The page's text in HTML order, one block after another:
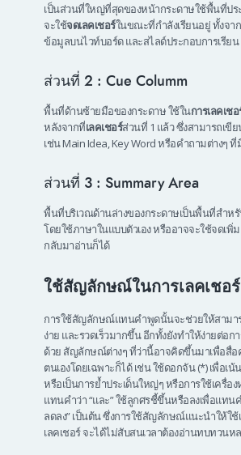
เป็นส่วนที่ใหญ่ที่สุดของหน้ากระดาษใช้พื้นที่ปร
จะใช้จดเลคเชอร์ในขณะที่กำลังเรียนอยู่ ทั้งจา
ข้อมูลบนไวท์บอร์ด และสไลด์ประกอบการเรียน
ส่วนที่ 2 : Cue Columm
พื้นที่ด้านซ้ายมือของกระดาษ ใช้ในการเลคเชอ
หลังจากที่เลคเชอร์ส่วนที่ 1 แล้ว ซึ่งสามารถเขี
เช่น Main Idea, Key Word หรือคำถามต่างๆ
ส่วนที่ 3 : Summary Area
พื้นที่บริเวณด้านล่างของกระดาษเป็นพื้นที่สำห
โดยใช้ภาษาในแบบตัวเอง หรืออาจจะใช้จดเพิ่
กลับมาอ่านก็ได้
ใช้สัญลักษณ์ในการเลคเชอร์
การใช้สัญลักษณ์แทนคำพูดนั้นจะช่วยให้สามา
ง่าย และรวดเร็วมากขึ้น อีกทั้งยังทำให้ง่ายต่อ
ด้วย สัญลักษณ์ต่างๆ ที่ว่านี้อาจคิดขึ้นมาเพื่อสื่
ตนเองโดยเฉพาะก็ได้ เช่น ใช้ดอกจัน (*) เพื่อ
หรือเป็นการย้ำประเด็นใหญ่ๆ หรือการใช้เครื่อง
แทนคำว่า “และ” ใช้ลูกศรชี้ขึ้นหรือลงเพื่อแทน
ลดลง” เป็นต้น ซึ่งการใช้สัญลักษณ์แนะนำให้ใ
เลคเชอร์ จะได้ไม่สับสนเวลาต้องอ่านทบทวนห